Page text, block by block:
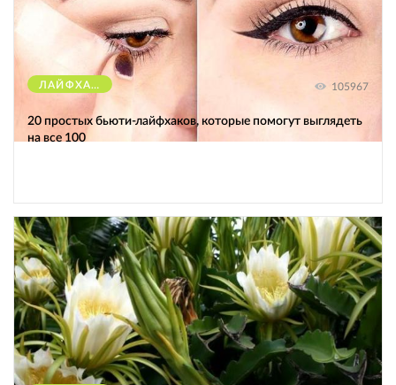
ЛАЙФХАКИ 105967
20 простых бьюти-лайфхаков, которые помогут выглядеть
на все 100